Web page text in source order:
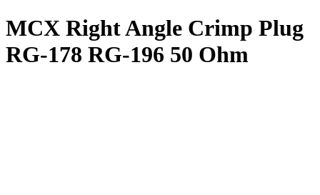
MCX Right Angle Crimp Plug
RG-178 RG-196 50 Ohm